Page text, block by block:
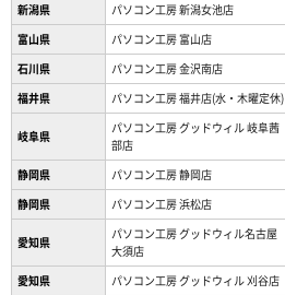
新潟県
パソコン工房 新潟女池店
富山県
パソコン工房 富山店
石川県
パソコン工房 金沢南店
福井県
パソコン工房 福井店(水・木曜定休)
岐阜県
パソコン工房 グッドウィル 岐阜茜
部店
静岡県 パソコン工房 静岡店
静岡県
パソコン工房 浜松店
愛知県
パソコン工房 グッドウィル名古屋
大須店
愛知県 パソコン工房 グッドウィル 刈谷店